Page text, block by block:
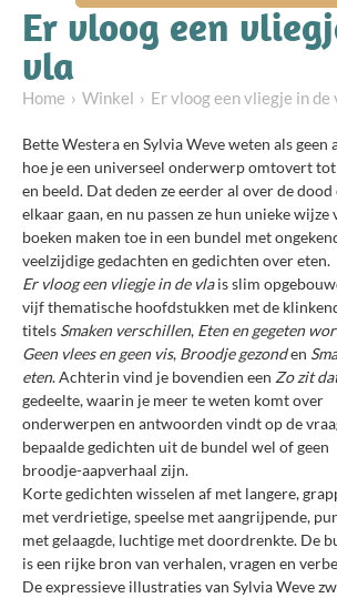
Er vloog een
vla
Home Winkel Er vloog een vliegje in de
Bette Westera en Sylvia Weve weten als geen
hoe je een universeel onderwerp omtovert
en beeld. Dat deden ze eerder al over de
elkaar gaan, en nu passen ze hun unieke wijze
boeken maken toe in een bundel met
veelzijdige gedachten en gedichten over eten.
Er vloog een vliegje in de vlais slim
vijf thematische hoofdstukken met de
titels Smaken verschillen, Eten en gegeten
Geen vlees en geen vis, Broodje gezonden
eten. Achterin vind je bovendien een Zo zit
gedeelte, waarin je meer te weten komt over
onderwerpen en antwoorden vindt op de
bepaalde gedichten uit de bundel wel of geen
broodje-aapverhaal zijn.
Korte gedichten wisselen af met langere,
met verdrietige, speelse met aangrijpende,
met gelaagde, luchtige met doordrenkte. De
is een rijke bron van verhalen, vragen en
De expressieve illustraties van Sylvia Weve